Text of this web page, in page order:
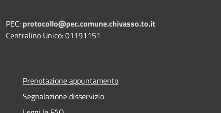
PEC: protocollo@pec.comune.chivasso.to.it
Centralino Unico: 01191151
Prenotazione appuntamento
Segnalazione disservizio